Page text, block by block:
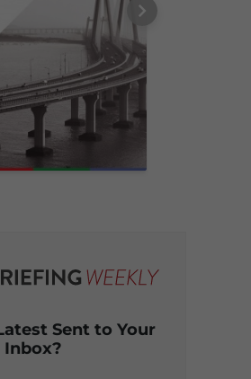
Sent to Your
Inbox?